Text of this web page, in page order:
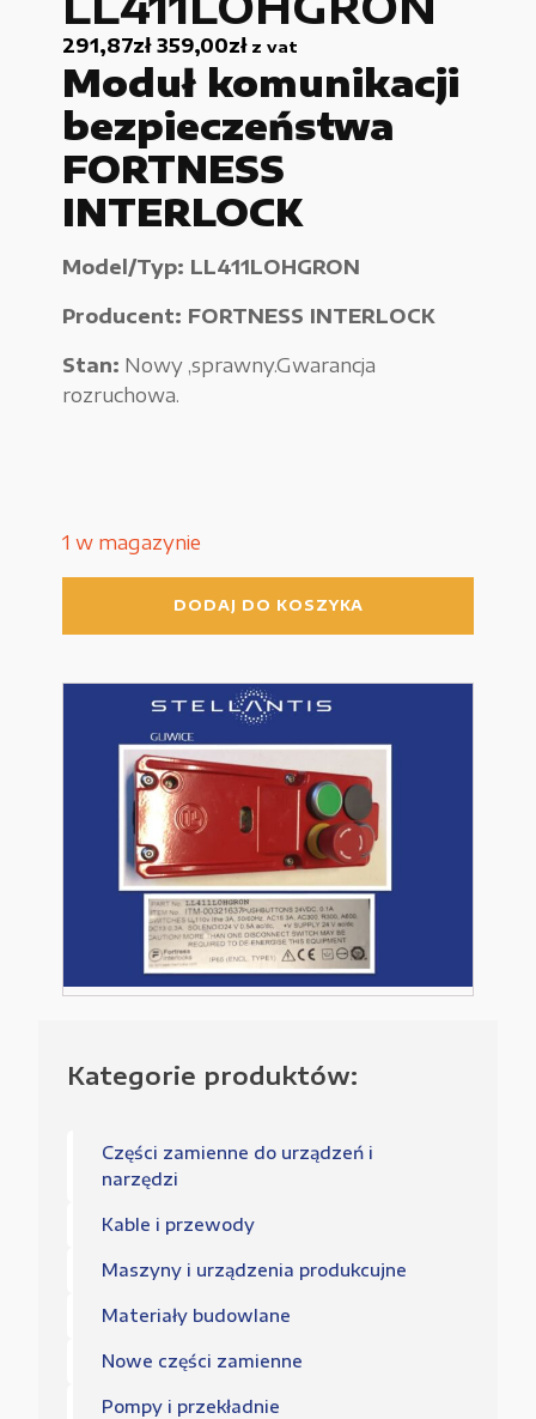
Urządzenia elektryczne
Urządzenia pneumatyczne i hydrauliczne
Używane narzędzia warsztatowe
Pozostałe
WYPRZEDAŻE
291,87zł 359,00złz vat
Moduł komunikacji
bezpieczeństwa
FORTNESS
INTERLOCK
Model/Typ: LL411LOHGRON
Producent: FORTNESS INTERLOCK
Stan: Nowy ,sprawny.Gwarancja
rozruchowa.
1 w magazynie
FORTNESS
LL411LOHGRON
DODAJ DO KOSZYKA
Kategorie produktów:
Części zamienne do urządzeń i
narzędzi
Kable i przewody
Maszyny i urządzenia produkcujne
Materiały budowlane
Nowe części zamienne
Pompy i przekładnie